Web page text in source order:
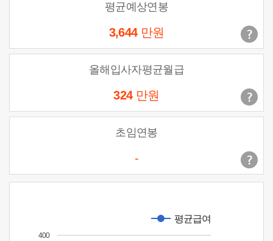
평균예상연봉
3,644 만원
올해입사자평균월급
324 만원
초임연봉
-
평균급여
400